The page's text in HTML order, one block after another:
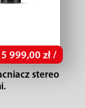
5 999,00 zł /
stereo